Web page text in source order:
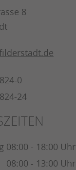
8
0
24
08:00 - 18:00 Uhr
08:00 - 13:00 Uhr